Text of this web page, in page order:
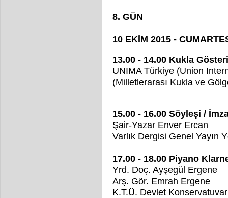
8. GÜN
10 EKİM 2015 -
13.00 - 14.00 Kukla
UNIMA Türkiye (Union
(Milletlerarası Kukla ve
15.00 - 16.00 Söyleşi /
Şair-Yazar Enver Ercan
Varlık Dergisi Genel Yayın
17.00 - 18.00 Piyano
Yrd. Doç. Ayşegül Ergene
Arş. Gör. Emrah Ergene
K.T.Ü. Devlet